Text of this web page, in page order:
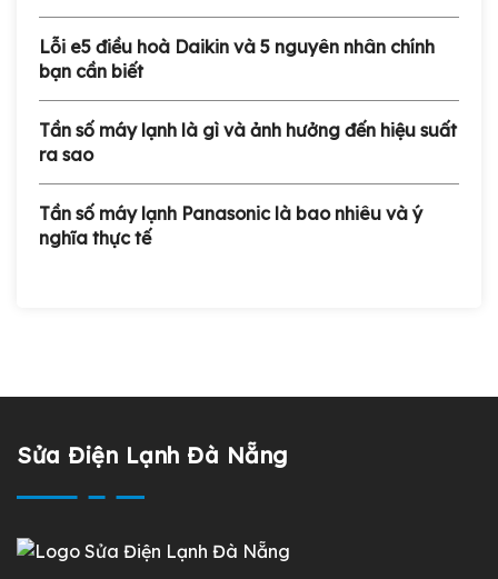
Lỗi e5 điều hoà Daikin và 5 nguyên nhân chính
bạn cần biết
Tần số máy lạnh là gì và ảnh hưởng đến hiệu suất
ra sao
Tần số máy lạnh Panasonic là bao nhiêu và ý
nghĩa thực tế
Sửa Điện Lạnh Đà Nẵng